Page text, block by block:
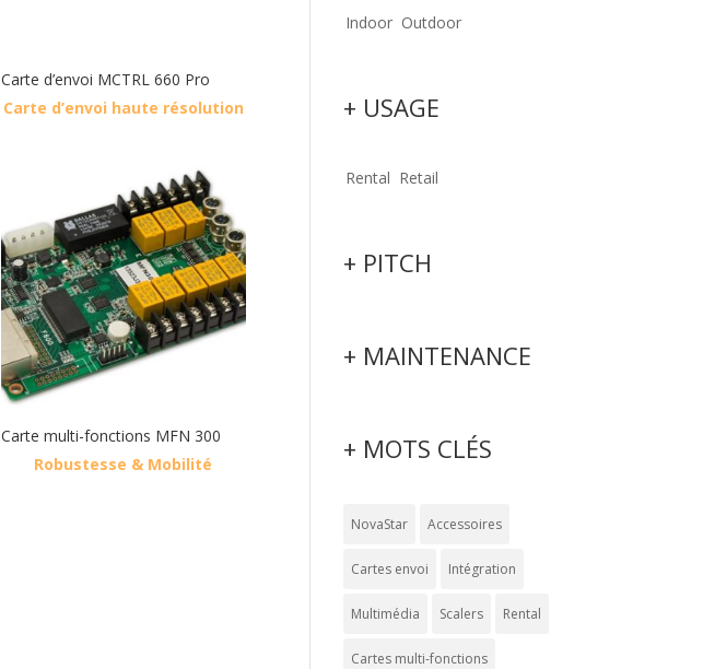
Carte d’envoi MCTRL 660 Pro
Carte d’envoi haute résolution
Carte multi-fonctions MFN 300
Robustesse & Mobilité
Indoor Outdoor
+ USAGE
Rental Retail
+ PITCH
+ MAINTENANCE
+ MOTS CLÉS
NovaStar Accessoires
Cartes envoi Intégration
Multimédia Scalers Rental
Cartes multi-fonctions